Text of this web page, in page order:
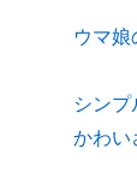
ウマ
シン
かわい